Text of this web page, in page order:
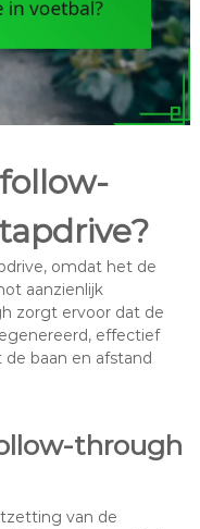
omdat het de
aanzienlijk
zorgt ervoor dat de
effectief
baan en afstand
through
van de